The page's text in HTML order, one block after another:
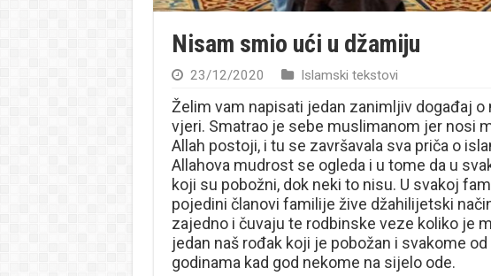
Nisam smio ući u džamiju
23/12/2020 Islamski tekstovi
Želim vam napisati jedan zanimljiv događaj
vjeri. Smatrao je sebe muslimanom jer nosi
Allah postoji, i tu se završavala sva priča o
Allahova mudrost se ogleda i u tome da u
koji su pobožni, dok neki to nisu. U svakoj
pojedini članovi familije žive džahilijetski
zajedno i čuvaju te rodbinske veze koliko je
jedan naš rođak koji je pobožan i svakome
godinama kad god nekome na sijelo ode.